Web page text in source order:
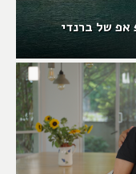
אפ של ברנדי